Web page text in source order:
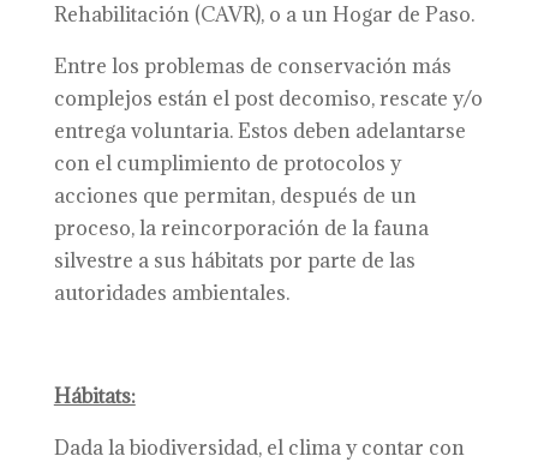
Rehabilitación (CAVR), o a un Hogar de Paso.
Entre los problemas de conservación más
complejos están el post decomiso, rescate y/o
entrega voluntaria. Estos deben adelantarse
con el cumplimiento de protocolos y
acciones que permitan, después de un
proceso, la reincorporación de la fauna
silvestre a sus hábitats por parte de las
autoridades ambientales.
Hábitats:
Dada la biodiversidad, el clima y contar con